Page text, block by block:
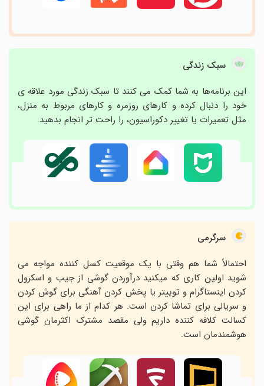
سبک زندگی
این برنامه‌ها به شما کمک می کنند تا سبک زندگی مورد علاقه ی
خود را دنبال کرده و کارهای روزمره و کارهای مربوط به منزل،
مثل تعمیرات یا تغییر دکوراسیون، را راحت تر انجام بدهید.
سرگرمی
احتمالاً شما هم وقتی با یک موقعیت کسل کننده مواجه می
شوید اولین کاری که میکنید درآوردن گوشی از جیب و اسکرول
کردن اینستاگرام و توییتر یا پخش کردن آهنگی برای گوش کردن
و سریالی برای تماشا کردن است. هر کدام از ما راهی برای این
کسالت کلافه کننده داریم ولی مقصد مشترک اکثرمان گوشی
هوشمندمان است.